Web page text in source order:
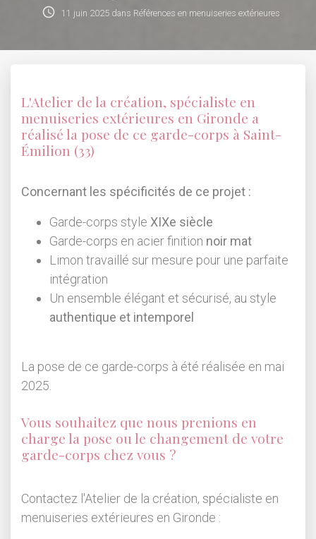
schedule 11 juin 2025 dans Références en menuiseries extérieures
L'Atelier de la création, spécialiste en
menuiseries extérieures en Gironde a
réalisé la pose de ce garde-corps à Saint-
Émilion (33)
Concernant les spécificités de ce projet :
Garde-corps style XIXe siècle
Garde-corps en acier finition noir mat
Limon travaillé sur mesure pour une parfaite
intégration
Un ensemble élégant et sécurisé, au style
authentique et intemporel
La pose de ce garde-corps à été réalisée en mai
2025.
Vous souhaitez que nous prenions en
charge la pose ou le changement de votre
garde-corps chez vous ?
Contactez l'Atelier de la création, spécialiste en
menuiseries extérieures en Gironde :